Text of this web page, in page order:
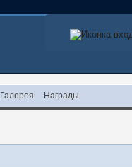
Галерея Награды